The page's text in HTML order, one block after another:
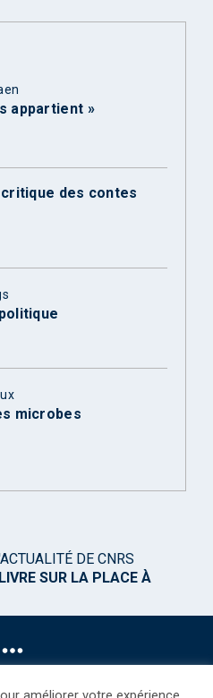
appartient »
des contes
microbes
DE CNRS
SUR LA PLACE À